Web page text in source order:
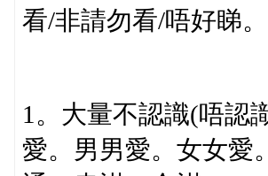
看/非請勿看/唔好睇。
1。大量不認識(唔認
愛。男男愛。女女愛